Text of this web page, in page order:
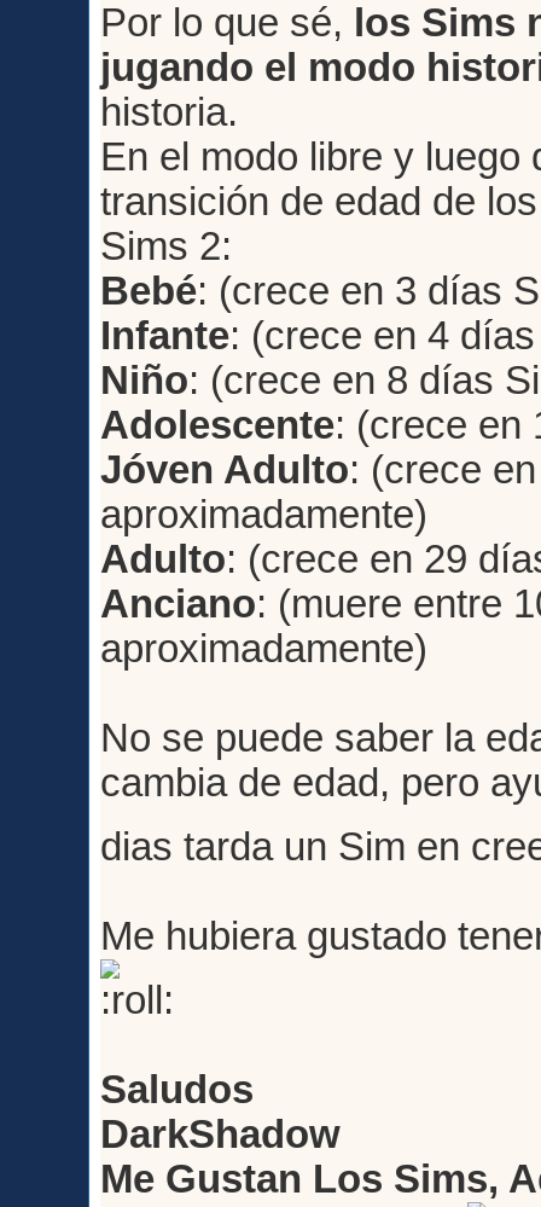
Por lo que sé, los Sims
jugando el modo
historia.
En el modo libre y luego
transición de edad de
Sims 2:
Bebé: (crece en 3 días
Infante: (crece en 4
Niño: (crece en 8 días
Adolescente: (crece en
Jóven Adulto: (crece
aproximadamente)
Adulto: (crece en 29
Anciano: (muere entre
aproximadamente)
No se puede saber la
cambia de edad, pero
dias tarda un Sim en
Me hubiera gustado
Saludos
DarkShadow
Me Gustan Los Sims,